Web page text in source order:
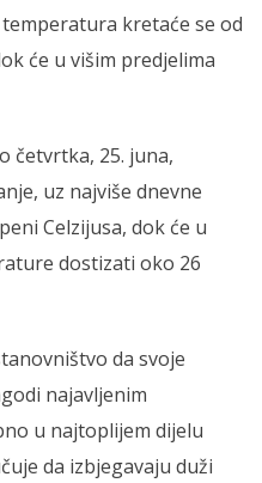
kretaće se od
će u višim predjelima
četvrtka, 25. juna,
uz najviše dnevne
Celzijusa, dok će u
dostizati oko 26
da svoje
najavljenim
u najtoplijem dijelu
da izbjegavaju duži